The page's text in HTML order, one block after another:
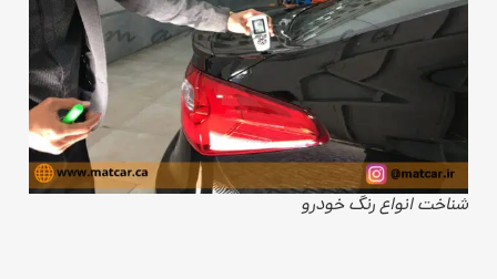
شناخت انواع رنگ خودرو